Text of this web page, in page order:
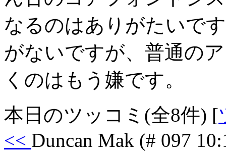
なるのはありがたいで
がないですが、普通の
くのはもう嫌です。
本日のツッコミ(全8件) [
<< Duncan Mak (# 097